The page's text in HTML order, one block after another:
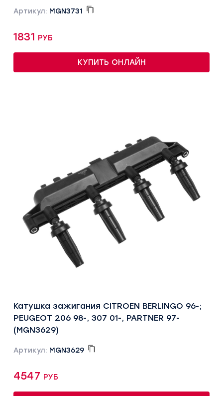
Артикул: MGN3731
1831 руб
КУПИТЬ ОНЛАЙН
Катушка зажигания CITROEN BERLINGO 96-;
PEUGEOT 206 98-, 307 01-, PARTNER 97-
(MGN3629)
Артикул: MGN3629
4547 руб